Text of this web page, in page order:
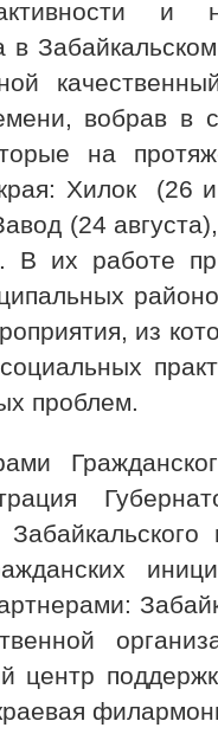
и
в
вобрав
на
Хилок (26
(24
В их работе
из
проблем.
центр